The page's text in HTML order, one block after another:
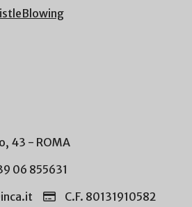
43 - ROMA
06 855631
C.F. 80131910582